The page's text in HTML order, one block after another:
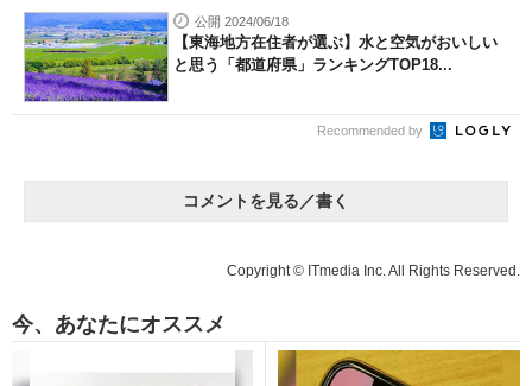
公開 2024/06/18
【東海地方在住者が選ぶ】水と空気がおいしい
と思う「都道府県」ランキングTOP18...
Recommended by
コメントを見る／書く
Copyright © ITmedia Inc. All Rights Reserved.
今、あなたにオススメ